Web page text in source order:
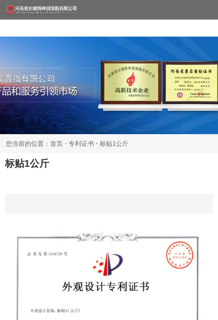
您当前的位置：首页 - 专利证书 - 标贴1公斤
标贴1公斤